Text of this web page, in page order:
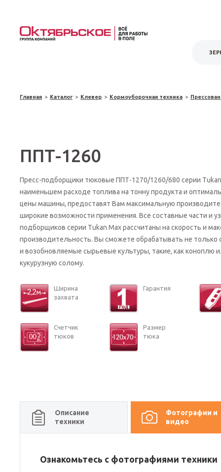
Главная > Каталог > Клевер > Кормоуборочная техника >
ППТ-1260
Пресс-подборщики тюковые ППТ-1270/1260/680 серии
наименьшем расходе топлива на тонну продукта и
цены машины, предоставят Вам максимальную
широкие возможности применения. Все составные части и
подборщиков серии Tukan Max рассчитаны на скорость и
производительность. Вы сможете обрабатывать не только
и возобновляемые сырьевые культуры, такие, как коноплю
кукурузную солому.
Ши­ри­на
за­хва­та
Га­ран­тия
Счет­чик
тюков
Раз­мер
тюка
Описание
техники
Фотографии и
видео
Ознакомьтесь с фотографиями техники